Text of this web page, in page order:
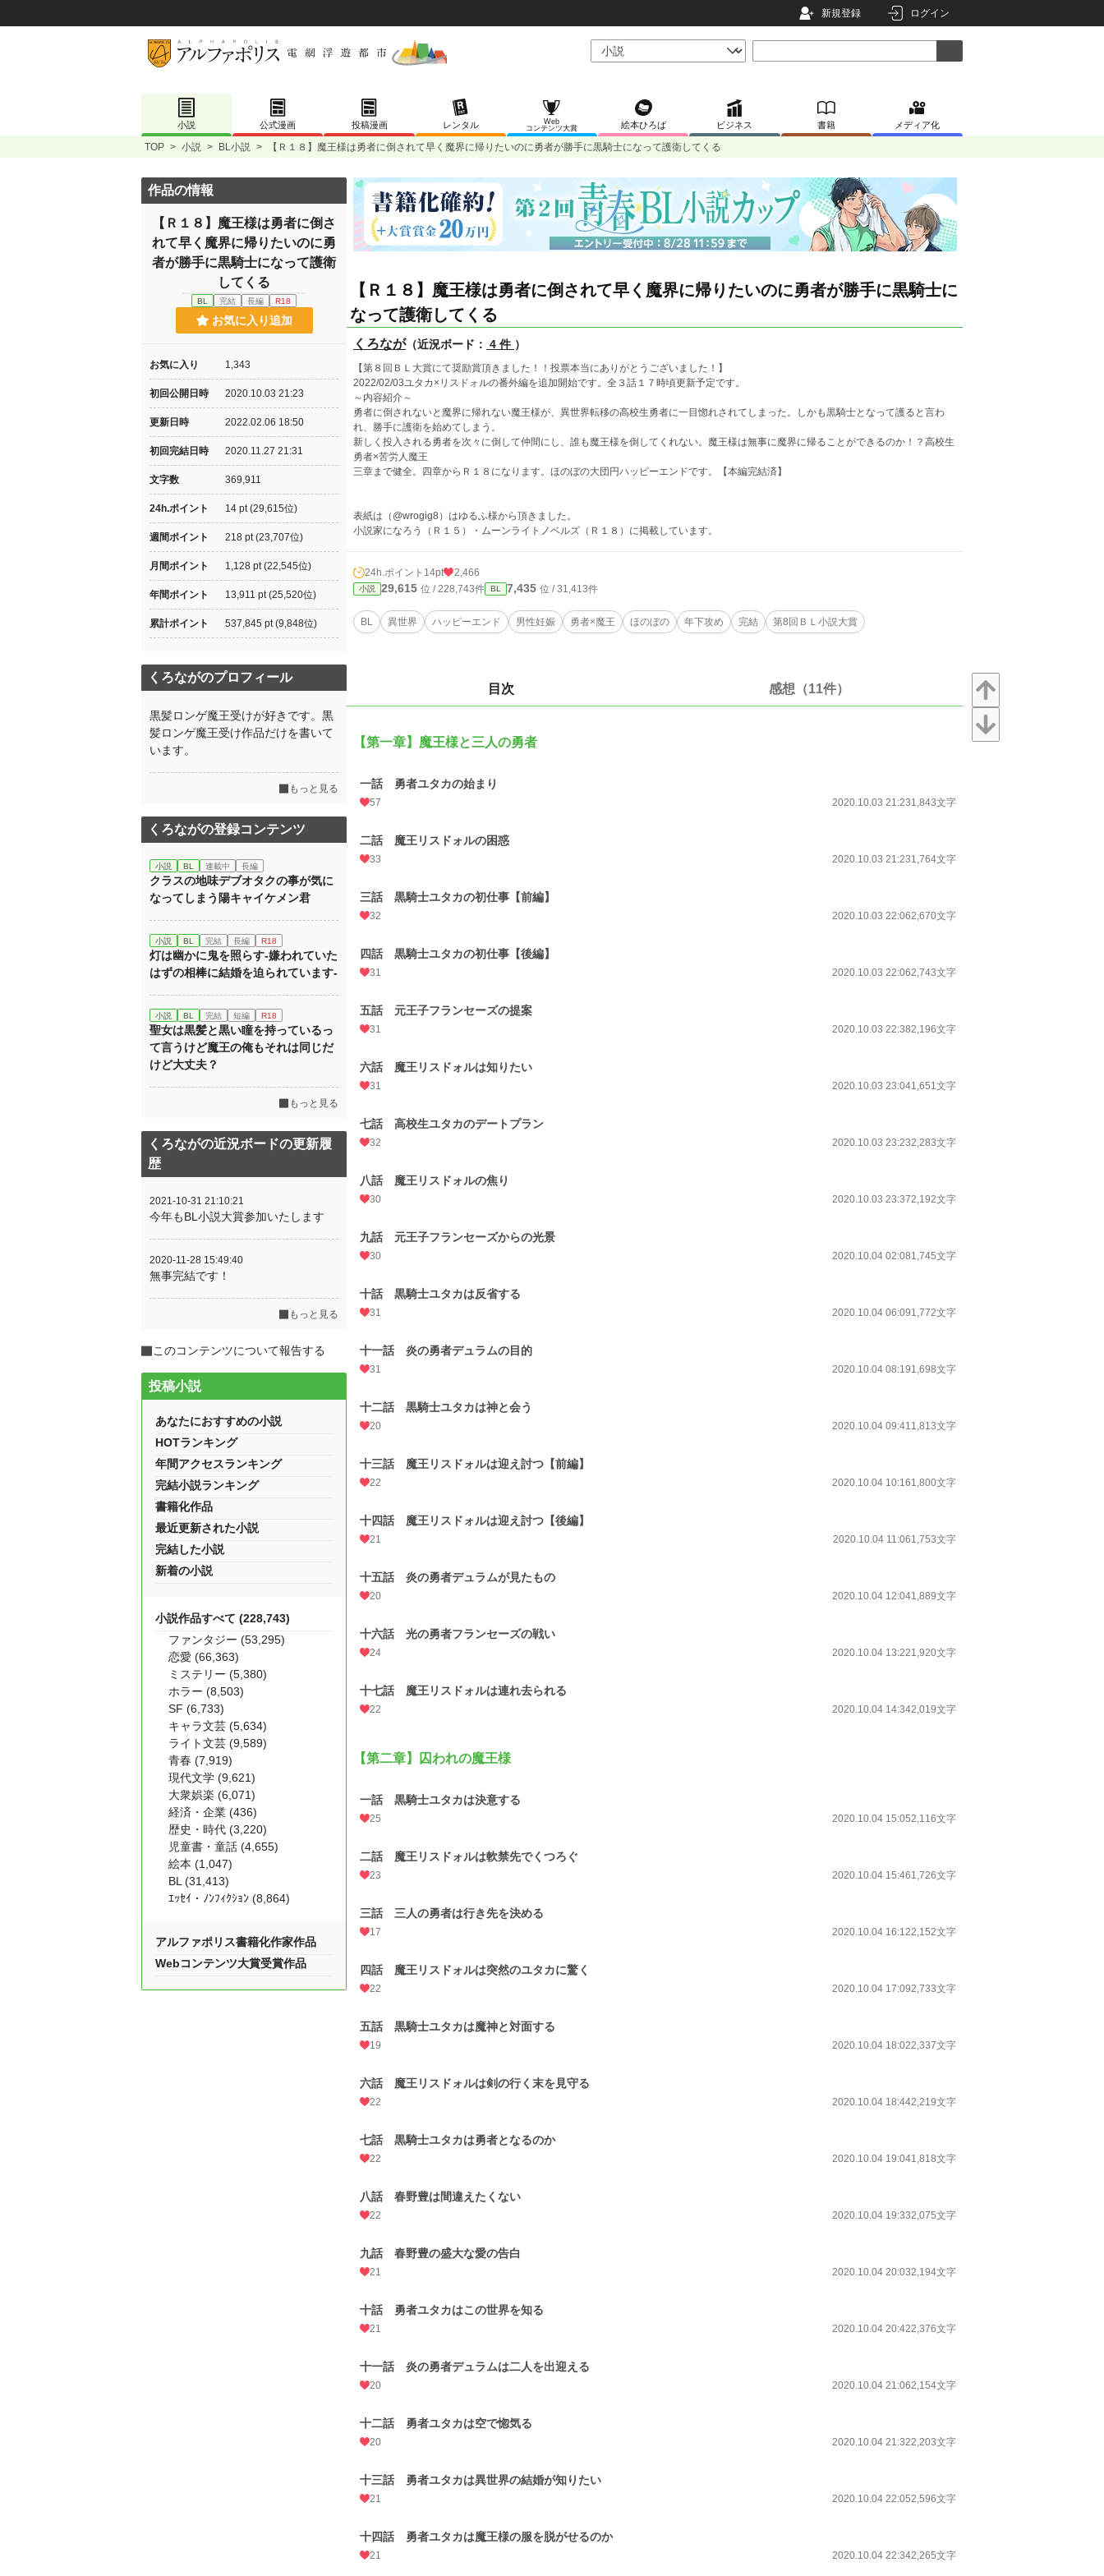
新規登録 ログイン
小説 公式漫画 投稿漫画 レンタル
Web
コンテンツ大賞
絵本ひろば ビジネス 書籍 メディア化
TOP > 小説 > BL小説 > 【Ｒ１８】魔王様は勇者に倒されて早く魔界に帰りたいのに勇者が勝手に黒騎士になって護衛してくる
【Ｒ１８】魔王様は勇者に倒されて早く魔界に帰りたいのに勇者が勝手に黒騎士に
なって護衛してくる
くろなが（近況ボード： 4 件 ）
【第８回ＢＬ大賞にて奨励賞頂きました！！投票本当にありがとうございました！】
2022/02/03ユタカ×リスドォルの番外編を追加開始です。全３話１７時頃更新予定です。
～内容紹介～
勇者に倒されないと魔界に帰れない魔王様が、異世界転移の高校生勇者に一目惚れされてしまった。しかも黒騎士となって護ると言わ
れ、勝手に護衛を始めてしまう。
新しく投入される勇者を次々に倒して仲間にし、誰も魔王様を倒してくれない。魔王様は無事に魔界に帰ることができるのか！？高校生
勇者×苦労人魔王
三章まで健全。四章からＲ１８になります。ほのぼの大団円ハッピーエンドです。【本編完結済】
表紙は（@wrogig8）はゆるふ様から頂きました。
小説家になろう（Ｒ１５）・ムーンライトノベルズ（Ｒ１８）に掲載しています。
24h.ポイント 14pt 2,466
小説 29,615 位 / 228,743件 BL 7,435 位 / 31,413件
BL 異世界 ハッピーエンド 男性妊娠 勇者×魔王 ほのぼの 年下攻め 完結 第8回ＢＬ小説大賞
目次 感想（11件）
【第一章】魔王様と三人の勇者
一話 勇者ユタカの始まり
57 2020.10.03 21:231,843文字
二話 魔王リスドォルの困惑
33 2020.10.03 21:231,764文字
三話 黒騎士ユタカの初仕事【前編】
32 2020.10.03 22:062,670文字
四話 黒騎士ユタカの初仕事【後編】
31 2020.10.03 22:062,743文字
五話 元王子フランセーズの提案
31 2020.10.03 22:382,196文字
六話 魔王リスドォルは知りたい
31 2020.10.03 23:041,651文字
七話 高校生ユタカのデートプラン
32 2020.10.03 23:232,283文字
八話 魔王リスドォルの焦り
30 2020.10.03 23:372,192文字
九話 元王子フランセーズからの光景
30 2020.10.04 02:081,745文字
十話 黒騎士ユタカは反省する
31 2020.10.04 06:091,772文字
十一話 炎の勇者デュラムの目的
31 2020.10.04 08:191,698文字
十二話 黒騎士ユタカは神と会う
20 2020.10.04 09:411,813文字
十三話 魔王リスドォルは迎え討つ【前編】
22 2020.10.04 10:161,800文字
十四話 魔王リスドォルは迎え討つ【後編】
21 2020.10.04 11:061,753文字
十五話 炎の勇者デュラムが見たもの
20 2020.10.04 12:041,889文字
十六話 光の勇者フランセーズの戦い
24 2020.10.04 13:221,920文字
十七話 魔王リスドォルは連れ去られる
22 2020.10.04 14:342,019文字
【第二章】囚われの魔王様
一話 黒騎士ユタカは決意する
25 2020.10.04 15:052,116文字
二話 魔王リスドォルは軟禁先でくつろぐ
23 2020.10.04 15:461,726文字
三話 三人の勇者は行き先を決める
17 2020.10.04 16:122,152文字
四話 魔王リスドォルは突然のユタカに驚く
22 2020.10.04 17:092,733文字
五話 黒騎士ユタカは魔神と対面する
19 2020.10.04 18:022,337文字
六話 魔王リスドォルは剣の行く末を見守る
22 2020.10.04 18:442,219文字
七話 黒騎士ユタカは勇者となるのか
22 2020.10.04 19:041,818文字
八話 春野豊は間違えたくない
22 2020.10.04 19:332,075文字
九話 春野豊の盛大な愛の告白
21 2020.10.04 20:032,194文字
十話 勇者ユタカはこの世界を知る
21 2020.10.04 20:422,376文字
十一話 炎の勇者デュラムは二人を出迎える
20 2020.10.04 21:062,154文字
十二話 勇者ユタカは空で惚気る
20 2020.10.04 21:322,203文字
十三話 勇者ユタカは異世界の結婚が知りたい
21 2020.10.04 22:052,596文字
十四話 勇者ユタカは魔王様の服を脱がせるのか
21 2020.10.04 22:342,265文字
作品の情報
【Ｒ１８】魔王様は勇者に倒さ
れて早く魔界に帰りたいのに勇
者が勝手に黒騎士になって護衛
してくる
BL 完結 長編 R18
お気に入り追加
お気に入り 1,343
初回公開日時 2020.10.03 21:23
更新日時 2022.02.06 18:50
初回完結日時 2020.11.27 21:31
文字数 369,911
24h.ポイント 14 pt (29,615位)
週間ポイント 218 pt (23,707位)
月間ポイント 1,128 pt (22,545位)
年間ポイント 13,911 pt (25,520位)
累計ポイント 537,845 pt (9,848位)
くろながのプロフィール
黒髪ロンゲ魔王受けが好きです。黒
髪ロンゲ魔王受け作品だけを書いて
います。
もっと見る
くろながの登録コンテンツ
小説 BL 連載中 長編
クラスの地味デブオタクの事が気に
なってしまう陽キャイケメン君
小説 BL 完結 長編 R18
灯は幽かに鬼を照らす‐嫌われていた
はずの相棒に結婚を迫られています‐
小説 BL 完結 短編 R18
聖女は黒髪と黒い瞳を持っているっ
て言うけど魔王の俺もそれは同じだ
けど大丈夫？
もっと見る
くろながの近況ボードの更新履
歴
2021-10-31 21:10:21
今年もBL小説大賞参加いたします
2020-11-28 15:49:40
無事完結です！
もっと見る
このコンテンツについて報告する
投稿小説
あなたにおすすめの小説
HOTランキング
年間アクセスランキング
完結小説ランキング
書籍化作品
最近更新された小説
完結した小説
新着の小説
小説作品すべて (228,743)
ファンタジー (53,295)
恋愛 (66,363)
ミステリー (5,380)
ホラー (8,503)
SF (6,733)
キャラ文芸 (5,634)
ライト文芸 (9,589)
青春 (7,919)
現代文学 (9,621)
大衆娯楽 (6,071)
経済・企業 (436)
歴史・時代 (3,220)
児童書・童話 (4,655)
絵本 (1,047)
BL (31,413)
ｴｯｾｲ・ﾉﾝﾌｨｸｼｮﾝ (8,864)
アルファポリス書籍化作家作品
Webコンテンツ大賞受賞作品